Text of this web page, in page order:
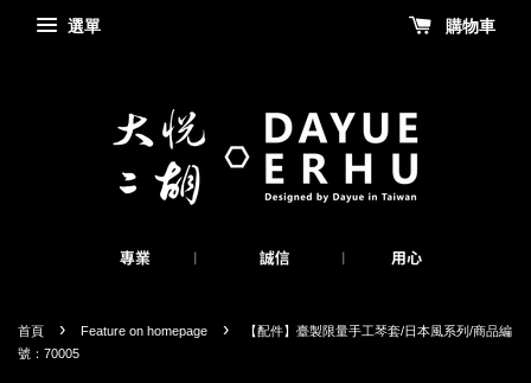
選單 購物車
首頁 › Feature on homepage ›
【配件】臺製限量手工琴套/日本風系列/商品編
號：70005